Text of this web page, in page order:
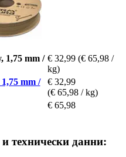
1,75 mm / € 32,99 (€ 65,98 /
kg)
mm /
€ 32,99
(€ 65,98 / kg)
€ 65,98
технически данни: